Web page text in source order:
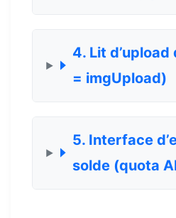
4. Lit d’upload
= imgUpload)
5. Interface
solde (quota